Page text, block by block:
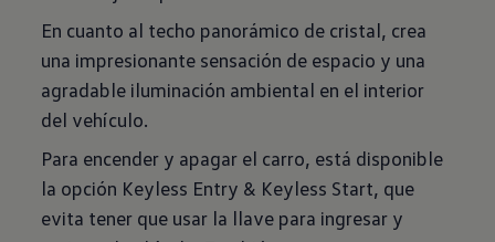
En cuanto al techo panorámico de cristal, crea
una impresionante sensación de espacio y una
agradable iluminación ambiental en el interior
del vehículo.
Para encender y apagar el carro, está disponible
la opción Keyless Entry & Keyless Start, que
evita tener que usar la llave para ingresar y